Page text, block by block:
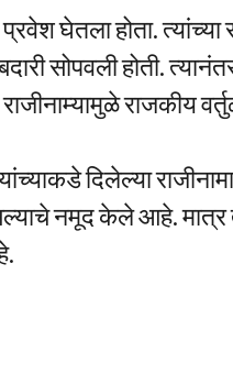
घेतला होता.
सोपवली होती.
राजकीय
दिलेल्या
नमूद केले आहे. मात्र